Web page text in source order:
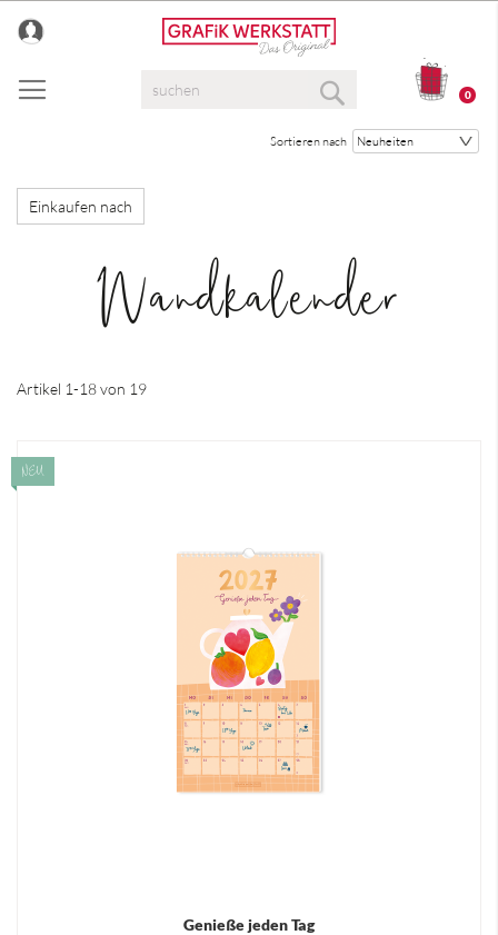
zum
0
Wandkalender
Artikel 1-18von 19
Sortieren nach
Genieße jeden Tag
NEU
Einkaufen nach